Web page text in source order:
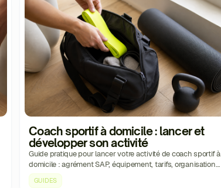
Coach sportif à domicile : lancer et
développer son activité
Guide pratique pour lancer votre activité de coach sportif à
domicile : agrément SAP, équipement, tarifs, organisation
des déplacements et acquisition clients.
GUIDES